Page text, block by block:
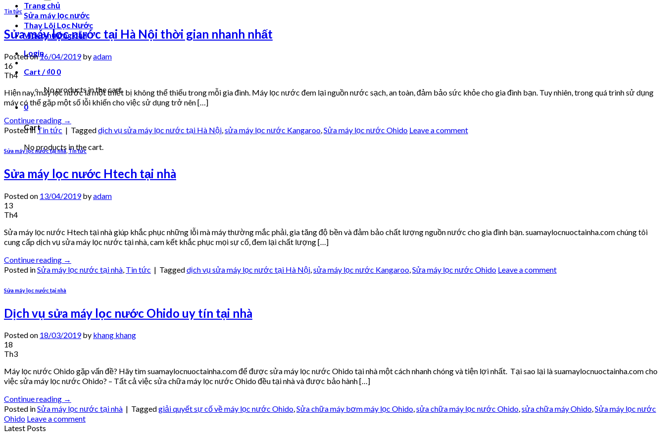
Trang chủ
Sửa máy lọc nước
Thay Lõi Lọc Nước
Video hướng dẫn
Login
Cart /₫0 0
No products in the cart.
0
Cart
No products in the cart.
Tin tức
Sửa máy lọc nước tại Hà Nội thời gian nhanh nhất
Posted on16/04/2019byadam
16
Th4
Hiện nay, máy lọc nước là một thiết bị không thể thiếu trong mỗi gia đình. Máy lọc nước đem lại nguồn nước sạch, an toàn, đảm bảo sức khỏe cho gia đình bạn. Tuy nhiên, trong quá trình sử dụng
máy có thể gặp một số lỗi khiến cho việc sử dụng trở nên […]
Continue reading →
Posted inTin tức | Taggeddịch vụ sửa máy lọc nước tại Hà Nội sửa máy lọc nước Kangaroo Sửa máy lọc nước Ohido Leave a comment
Sửa máy lọc nước tại nhà Tin tức
Sửa máy lọc nước Htech tại nhà
Posted on 13/04/2019byadam
13
Th4
Sửa máy lọc nước Htech tại nhà giúp khắc phục những lỗi mà máy thường mắc phải, gia tăng độ bền và đảm bảo chất lượng nguồn nước cho gia đình bạn. suamaylocnuoctainha.com chúng tôi
cung cấp dịch vụ sửa máy lọc nước tại nhà, cam kết khắc phục mọi sự cố, đem lại chất lượng […]
Continue reading →
Posted inSửa máy lọc nước tại nhà Tin tức | Taggeddịch vụ sửa máy lọc nước tại Hà Nội sửa máy lọc nước Kangaroo Sửa máy lọc nước Ohido Leave a comment
Sửa máy lọc nước tại nhà
Dịch vụ sửa máy lọc nước Ohido uy tín tại nhà
Posted on 18/03/2019by khang khang
18
Th3
Máy lọc nước Ohido gặp vấn đề? Hãy tìm suamaylocnuoctainha.com để được sửa máy lọc nước Ohido tại nhà một cách nhanh chóng và tiện lợi nhất. Tại sao lại là suamaylocnuoctainha.com cho
việc sửa máy lọc nước Ohido? – Tất cả việc sửa chữa máy lọc nước Ohido đều tại nhà và được bảo hành […]
Continue reading →
Posted inSửa máy lọc nước tại nhà | Taggedgiải quyết sự cố về máy lọc nước Ohido,Sửa chữa máy bơm máy lọc Ohido,sửa chữa máy lọc nước Ohido,sửa chữa máy Ohido,Sửa máy lọc nước
Ohido Leave a comment
Latest Posts